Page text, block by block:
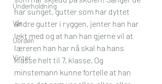
Underholdning
Vår
Uorden
Vinter
har sunget, gutter som har dyttet
andre gutter i ryggen, jenter han har
lekt med og at han han gjerne vil at
læreren han har nå skal ha hans
klasse helt til 7. klasse. Og
minstemann kunne fortelle at han